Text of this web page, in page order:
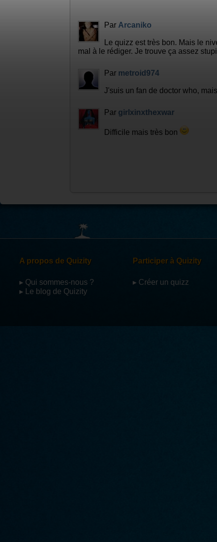
Par Arcaniko
Le quizz est très bon. Mais le
mal à le rédiger. Je trouve ça assez
Par metroid974
J'suis un fan de doctor who,
Par girlxinxthexwar
Difficile mais très bon
A propos de Quizity
▸ Qui sommes-nous ?
▸ Le blog de Quizity
Participer à Quizity
▸ Créer un quizz